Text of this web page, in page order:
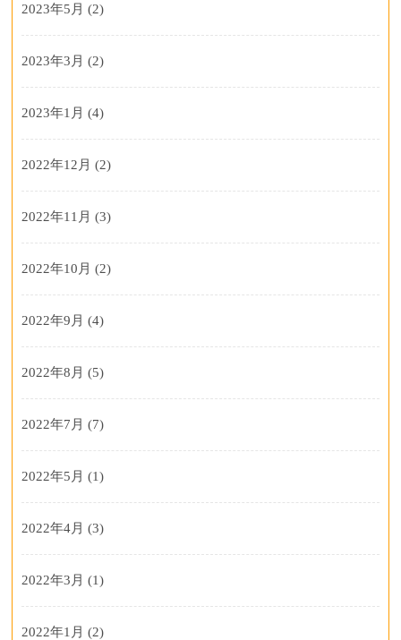
2023年5月 (2)
2023年3月 (2)
2023年1月 (4)
2022年12月 (2)
2022年11月 (3)
2022年10月 (2)
2022年9月 (4)
2022年8月 (5)
2022年7月 (7)
2022年5月 (1)
2022年4月 (3)
2022年3月 (1)
2022年1月 (2)